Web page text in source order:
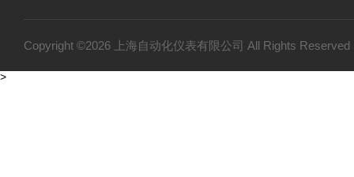
Copyright ©2026 上海自动化仪表有限公司 All Rights
>